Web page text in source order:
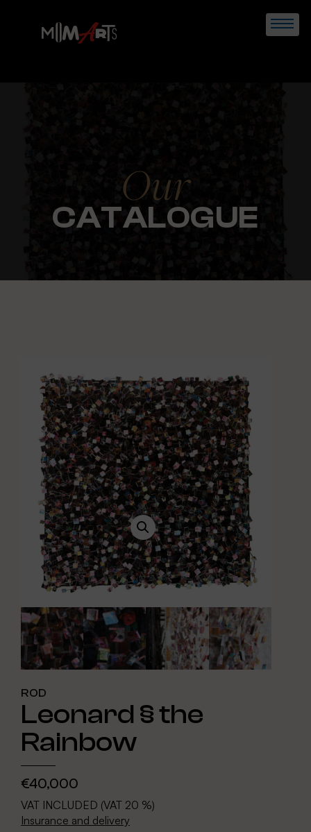
Our
CATALOGUE
ROD
Leonard § the
Rainbow
€40,000
VAT INCLUDED (VAT 20 %)
Insurance and delivery